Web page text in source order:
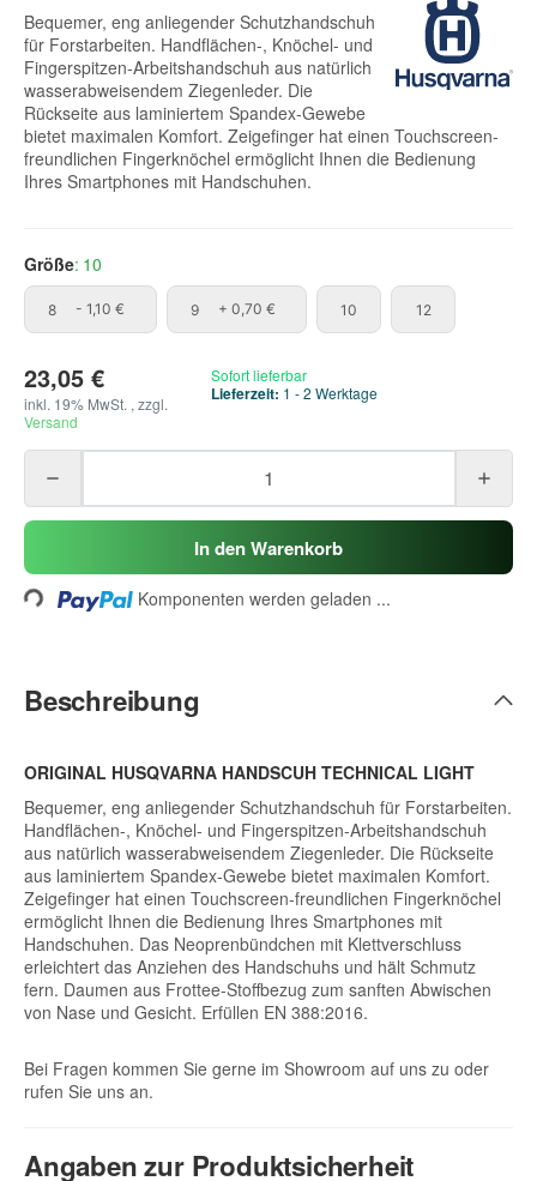
Bequemer, eng anliegender Schutzhandschuh
für Forstarbeiten. Handflächen-, Knöchel- und
Fingerspitzen-Arbeitshandschuh aus natürlich
wasserabweisendem Ziegenleder. Die
Rückseite aus laminiertem Spandex-Gewebe
bietet maximalen Komfort. Zeigefinger hat einen Touchscreen-
freundlichen Fingerknöchel ermöglicht Ihnen die Bedienung
Ihres Smartphones mit Handschuhen.
Größe 10
8 - 1,10 € 9 + 0,70 € 10 1212
23,05 €
inkl. 19% MwSt. , zzgl.
Versand
Sofort lieferbar
Lieferzeit: 1 - 2 Werktage
In den Warenkorb
Loading... Komponenten werden geladen ...
Beschreibung
ORIGINAL HUSQVARNA HANDSCUH TECHNICAL LIGHT
Bequemer, eng anliegender Schutzhandschuh für Forstarbeiten.
Handflächen-, Knöchel- und Fingerspitzen-Arbeitshandschuh
aus natürlich wasserabweisendem Ziegenleder. Die Rückseite
aus laminiertem Spandex-Gewebe bietet maximalen Komfort.
Zeigefinger hat einen Touchscreen-freundlichen Fingerknöchel
ermöglicht Ihnen die Bedienung Ihres Smartphones mit
Handschuhen. Das Neoprenbündchen mit Klettverschluss
erleichtert das Anziehen des Handschuhs und hält Schmutz
fern. Daumen aus Frottee-Stoffbezug zum sanften Abwischen
von Nase und Gesicht. Erfüllen EN 388:2016.
Bei Fragen kommen Sie gerne im Showroom auf uns zu oder
rufen Sie uns an.
Angaben zur Produktsicherheit